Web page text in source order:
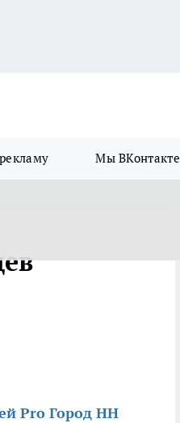
Мы ВКонтакте
Pro Город НН